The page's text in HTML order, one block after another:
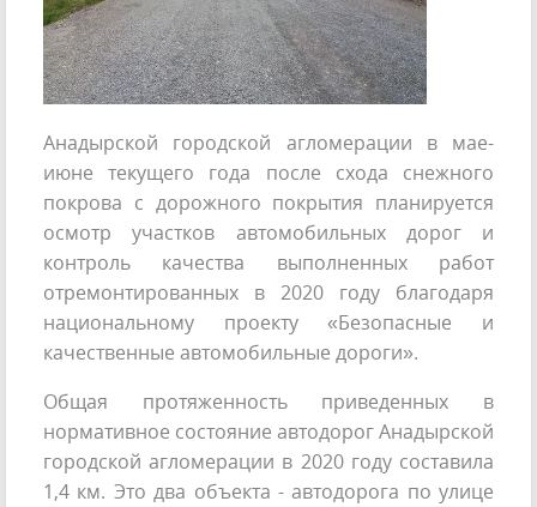
Анадырской городской агломерации в мае-
июне текущего года после схода снежного
покрова с дорожного покрытия планируется
осмотр участков автомобильных дорог и
контроль качества выполненных работ
отремонтированных в 2020 году благодаря
национальному проекту «Безопасные и
качественные автомобильные дороги».
Общая протяженность приведенных в
нормативное состояние автодорог Анадырской
городской агломерации в 2020 году составила
1,4 км. Это два объекта - автодорога по улице